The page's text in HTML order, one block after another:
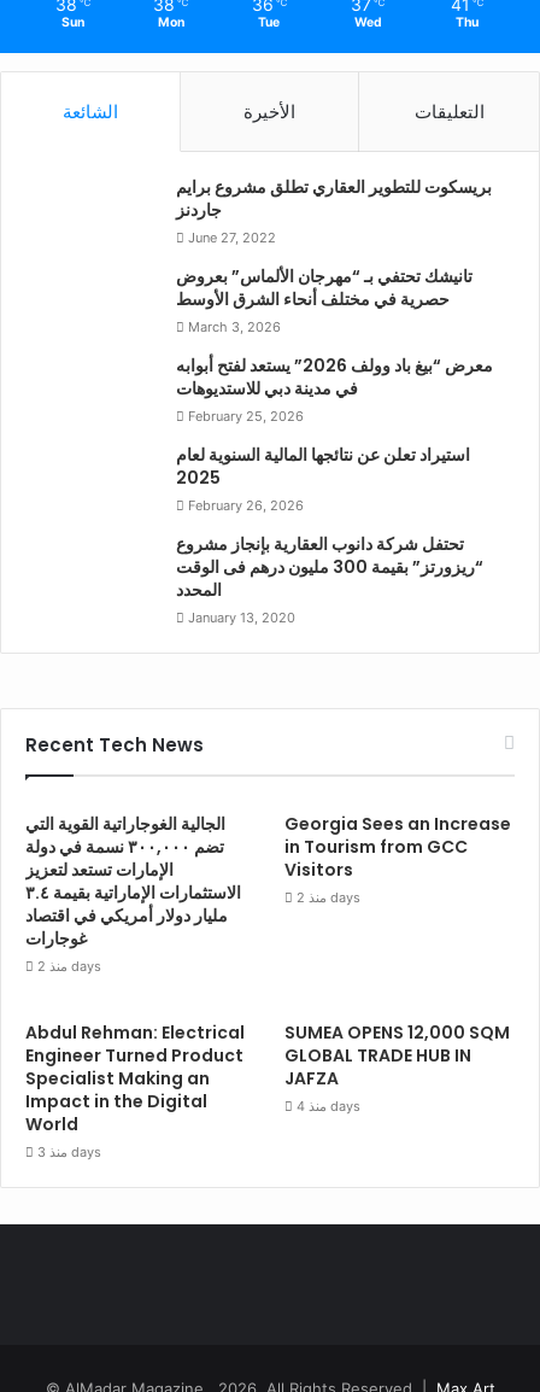
Sun Mon Tue Wed Thu
الشائعة الأخيرة التعليقات
بريسكوت للتطوير العقاري تطلق مشروع برايم
جاردنز
June 27, 2022
تانيشك تحتفي بـ “مهرجان الألماس” بعروض
حصرية في مختلف أنحاء الشرق الأوسط
March 3, 2026
معرض “بيغ باد وولف 2026” يستعد لفتح أبوابه
في مدينة دبي للاستديوهات
February 25, 2026
استيراد تعلن عن نتائجها المالية السنوية لعام
2025
February 26, 2026
تحتفل شركة دانوب العقارية بإنجاز مشروع
“ريزورتز” بقيمة 300 مليون درهم فى الوقت
المحدد
January 13, 2020
Recent Tech News
الجالية الغوجاراتية القوية التي
تضم ٣٠٠,٠٠٠ نسمة في دولة
الإمارات تستعد لتعزيز
الاستثمارات الإماراتية بقيمة ٣.٤
مليار دولار أمريكي في اقتصاد
غوجارات
منذ 2 days
Georgia Sees an Increase
in Tourism from GCC
Visitors
منذ 2 days
Abdul Rehman: Electrical
Engineer Turned Product
Specialist Making an
Impact in the Digital
World
منذ 3 days
SUMEA OPENS 12,000 SQM
GLOBAL TRADE HUB IN
JAFZA
منذ 4 days
© AlMadar Magazine 2026, All Rights Reserved | Max Art